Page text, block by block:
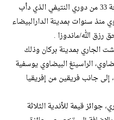
سيحتضن فريق نهضة بركان النسخة 33 من دوري النتيفي الذي دأب
منذ سنوات بمدينة الدارالبيضاء
الله/ماندوزا .
منافسات الدوري يوم 22غشت الجاري بمدينة بركان وذلك
الراسينغ البيضاوي يوسفية
إلى جانب فريقين من إفريقيا
قيمة للأندية الثلاثة